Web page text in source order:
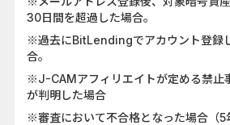
30日間を超過した場合。
※過去にBitLendingでアカウント登録
合。
※J-CAMアフィリエイトが定める禁止
が判明した場合
※審査において不合格となった場合（5